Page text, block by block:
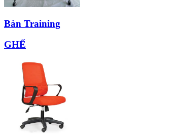
Bàn Training
GHẾ